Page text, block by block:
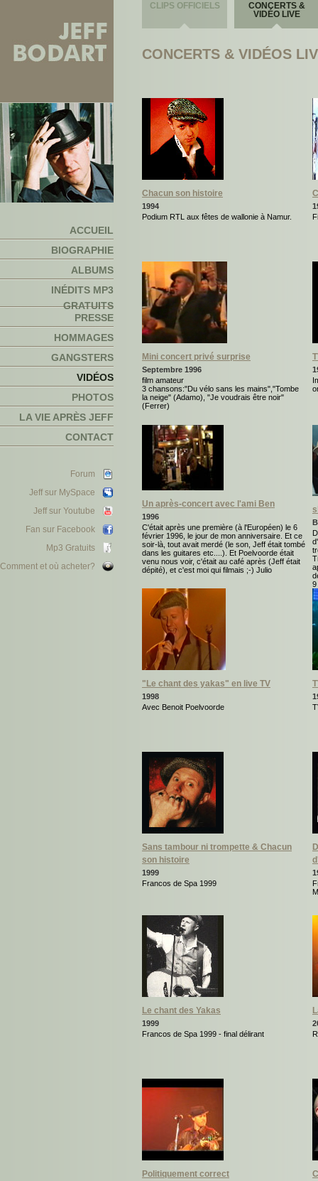
ACCUEIL
BIOGRAPHIE
ALBUMS
INÉDITS MP3
GRATUITS
PRESSE
HOMMAGES
GANGSTERS
VIDÉOS
PHOTOS
LA VIE APRÈS JEFF
CONTACT
Forum
Jeff sur MySpace
Jeff sur Youtube
Fan sur Facebook
Mp3 Gratuits
Comment et où acheter?
CLIPS OFFICIELS
CONCERTS &
VIDÉO LIVE
CONCERTS & VIDÉOS
Chacun son histoire
1994
Podium RTL aux fêtes de wallonie à Namur.
Mini concert privé surprise
Septembre 1996
film amateur
3 chansons:"Du vélo sans les mains","Tombe
la neige" (Adamo), "Je voudrais être noir"
(Ferrer)
Un après-concert avec l'ami Ben
1996
C'était après une première (à l'Européen) le 6
février 1996, le jour de mon anniversaire. Et ce
soir-là, tout avait merdé (le son, Jeff était tombé
dans les guitares etc....). Et Poelvoorde était
venu nous voir, c'était au café après (Jeff était
dépité), et c'est moi qui filmais ;-) Julio
9
"Le chant des yakas" en live TV
1998
Avec Benoit Poelvoorde
Sans tambour ni trompette & Chacun
son histoire
1999
Francos de Spa 1999
Le chant des Yakas
1999
Francos de Spa 1999 - final délirant
Politiquement correct